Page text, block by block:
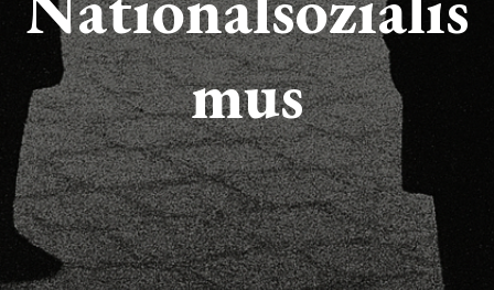
mus